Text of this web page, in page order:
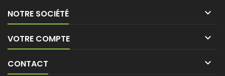
NOTRE SOCIÉTÉ 
VOTRE COMPTE 
CONTACT 